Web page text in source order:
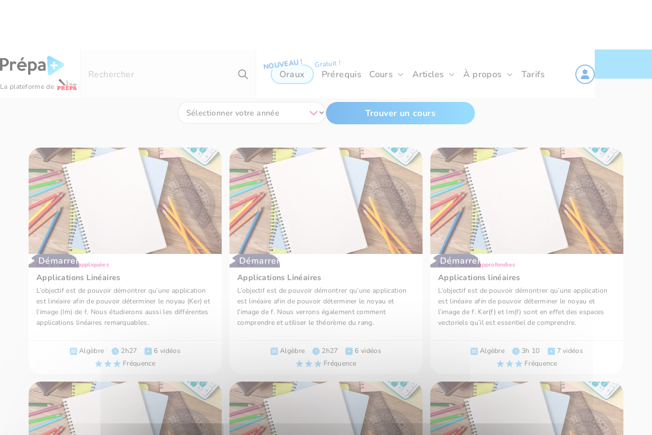
La plateforme de
Rechercher Oraux Prérequis Cours Articles À propos Tarifs
Résultats de recherche pour « automorphismes »
Trouver un cours
Démarrer
ECG 2 - Maths appliquées
Applications Linéaires
L’objectif est de pouvoir démontrer qu’une application
est linéaire afin de pouvoir déterminer le noyau (Ker) et
l’image (Im) de f. Nous étudierons aussi les différentes
applications linéaires remarquables.
Algèbre 2h27
6 vidéos
Fréquence
Démarrer
ECT 2
Applications Linéaires
L’objectif est de pouvoir démontrer qu’une application
est linéaire afin de pouvoir déterminer le noyau et
l’image de f. Nous verrons également comment
comprendre et utiliser le théorème du rang.
Algèbre 2h27
6 vidéos
Fréquence
Démarrer
ECG 1- Maths approfondies
Applications linéaires
L’objectif est de pouvoir démontrer qu’une application
est linéaire afin de pouvoir déterminer le noyau et
l’image de f. Ker(f) et Im(f) sont en effet des espaces
vectoriels qu’il est essentiel de comprendre.
Algèbre 3h 10
7 vidéos
Fréquence